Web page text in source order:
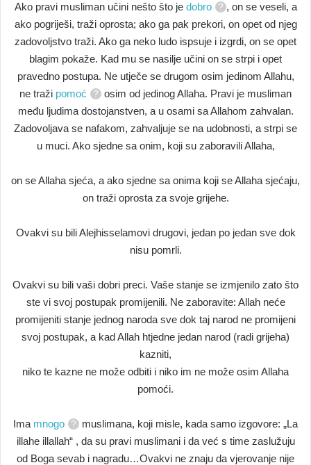
Ako pravi musliman učini nešto što je dobro
, on se veseli, a
ako pogriješi, traži oprosta; ako ga pak prekori, on opet od njeg
zadovoljstvo traži. Ako ga neko ludo ispsuje i izgrdi, on se opet
blagim pokaže. Kad mu se nasilje učini on se strpi i opet
pravedno postupa. Ne utječe se drugom osim jedinom Allahu,
ne traži pomoć
osim od jedinog Allaha. Pravi je musliman
među ljudima dostojanstven, a u osami sa Allahom zahvalan.
Zadovoljava se nafakom, zahvaljuje se na udobnosti, a strpi se
u muci. Ako sjedne sa onim, koji su zaboravili Allaha,
on se Allaha sjeća, a ako sjedne sa onima koji se Allaha sjećaju,
on traži oprosta za svoje grijehe.
Ovakvi su bili Alejhisselamovi drugovi, jedan po jedan sve dok
nisu pomrli.
Ovakvi su bili vaši dobri preci. Vaše stanje se izmjenilo zato što
ste vi svoj postupak promijenili. Ne zaboravite: Allah neće
promijeniti stanje jednog naroda sve dok taj narod ne promijeni
svoj postupak, a kad Allah htjedne jedan narod (radi grijeha)
kazniti,
niko te kazne ne može odbiti i niko im ne može osim Allaha
pomoći.
Ima mnogo
muslimana, koji misle, kada samo izgovore: „La
illahe illallah“ , da su pravi muslimani i da već s time zaslužuju
od Boga sevab i nagradu…Ovakvi ne znaju da vjerovanje nije